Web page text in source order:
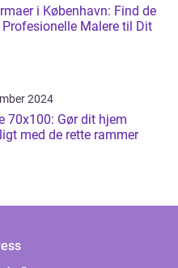
i København: Find de
Profesionelle Malere til Dit
2024
70x100: Gør dit hjem
med de rette rammer